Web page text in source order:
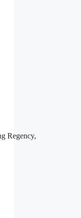
Regency,